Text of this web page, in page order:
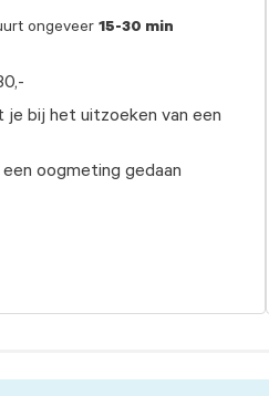
ongeveer 15-30 min
je bij het uitzoeken van een
oogmeting gedaan